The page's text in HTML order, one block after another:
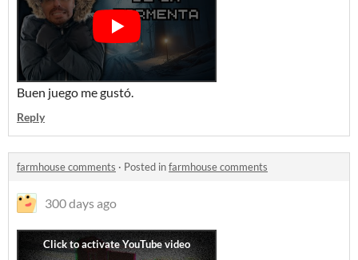
Buen juego me gustó.
Reply
farmhouse comments · Posted infarmhouse comments
300 days ago